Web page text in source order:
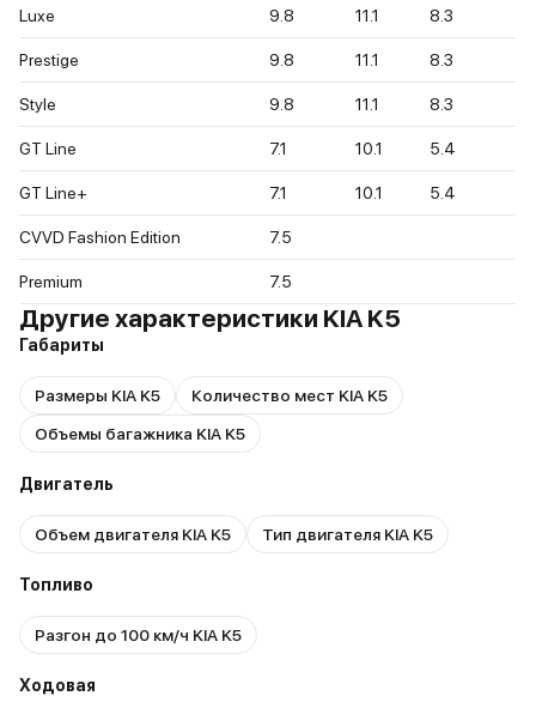
Luxe 9.8 11.1 8.3
Prestige 9.8 11.1 8.3
Style 9.8 11.1 8.3
GT Line 7.1 10.1 5.4
GT Line+ 7.1 10.1 5.4
CVVD Fashion Edition 7.5
Premium 7.5
Другие характеристики KIA K5
Габариты
Размеры KIA K5
Количество мест KIA K5
Объемы багажника KIA K5
Двигатель
Объем двигателя KIA K5 Тип двигателя KIA K5
Топливо
Разгон до 100 км/ч KIA K5
Ходовая